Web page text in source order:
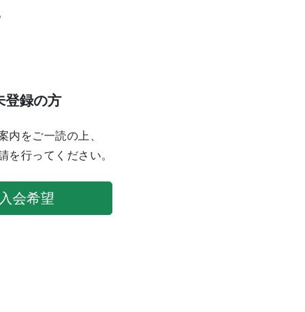
登録の方
内をご一読の上、
を行ってください。
入会希望